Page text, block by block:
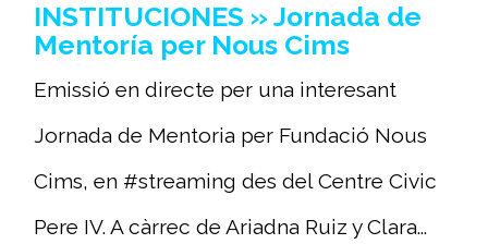
INSTITUCIONES » Jornada de
Mentoría per Nous Cims
Emissió en directe per una interesant
Jornada de Mentoria per Fundació Nous
Cims, en #streaming des del Centre Civic
Pere IV. A càrrec de Ariadna Ruiz y Clara...